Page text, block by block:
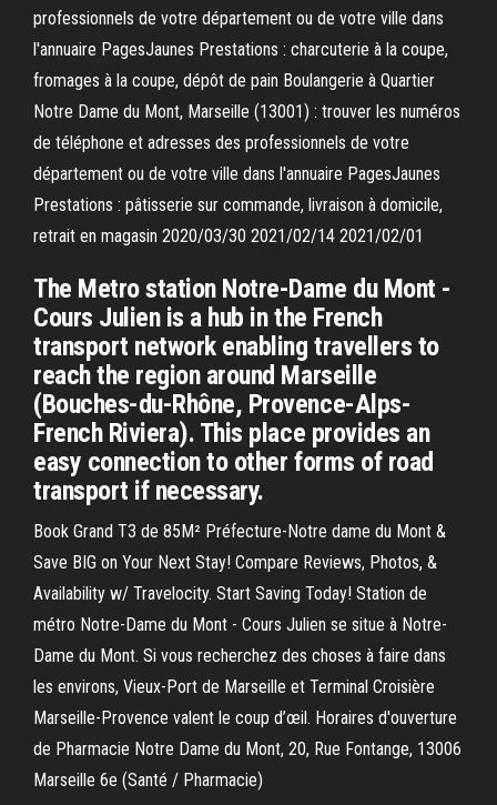
professionnels de votre département ou de votre ville dans
l'annuaire PagesJaunes Prestations : charcuterie à la coupe,
fromages à la coupe, dépôt de pain Boulangerie à Quartier
Notre Dame du Mont, Marseille (13001) : trouver les numéros
de téléphone et adresses des professionnels de votre
département ou de votre ville dans l'annuaire PagesJaunes
Prestations : pâtisserie sur commande, livraison à domicile,
retrait en magasin 2020/03/30 2021/02/14 2021/02/01
The Metro station Notre-Dame du Mont -
Cours Julien is a hub in the French
transport network enabling travellers to
reach the region around Marseille
(Bouches-du-Rhône, Provence-Alps-
French Riviera). This place provides an
easy connection to other forms of road
transport if necessary.
Book Grand T3 de 85M² Préfecture-Notre dame du Mont &
Save BIG on Your Next Stay! Compare Reviews, Photos, &
Availability w/ Travelocity. Start Saving Today! Station de
métro Notre-Dame du Mont - Cours Julien se situe à Notre-
Dame du Mont. Si vous recherchez des choses à faire dans
les environs, Vieux-Port de Marseille et Terminal Croisière
Marseille-Provence valent le coup d’œil. Horaires d'ouverture
de Pharmacie Notre Dame du Mont, 20, Rue Fontange, 13006
Marseille 6e (Santé / Pharmacie)